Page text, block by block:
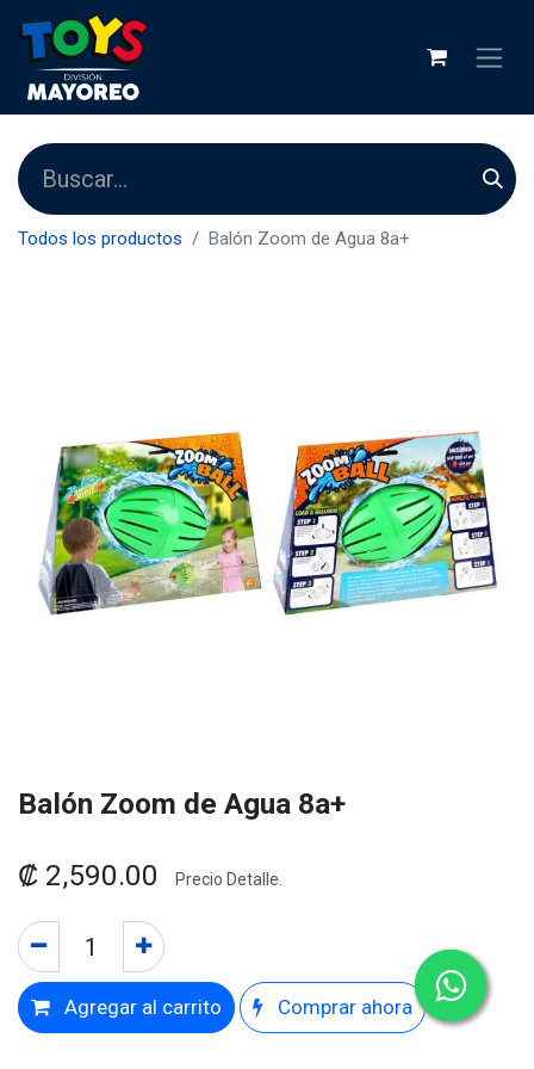
Todos los productos Balón Zoom de Agua 8a+
Balón Zoom de Agua 8a+
₡ 2,590.00 Precio Detalle.
Agregar al carrito Comprar ahora